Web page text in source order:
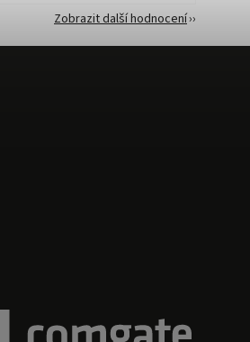
Zobrazit další hodnocení